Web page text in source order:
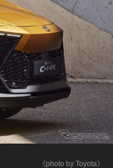
《photo by Toyota》